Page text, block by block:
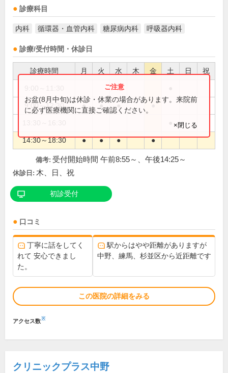
診療科目
内科 循環器・血管内科 糖尿病内科 呼吸器内科
診療/受付時間・休診日
診療時間 月 火 水 木 金 土 日 祝
9:00～12:30 ● ● ● ●
14:30～18:30 ● ● ● ●
お盆(8月中旬)は休診・休業の場合があります。来院前
に必ず医療機関に直接ご確認ください。
×閉じる
備考: 受付開始時間 午前8:55～、午後14:25～
休診日: 木、日、祝
初診受付
口コミ
丁寧に話をしてく
れて 安心できまし
た。
駅からはやや距離がありますが
中野、練馬、杉並区から近距離です
この医院の詳細をみる
アクセス数※
クリニックプラス中野